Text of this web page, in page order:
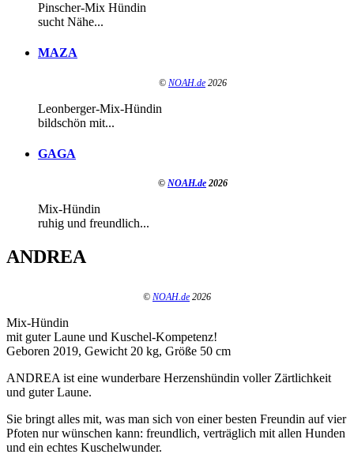
Pinscher-Mix Hündin
sucht Nähe...
MAZA
© NOAH.de 2026
Leonberger-Mix-Hündin
bildschön mit...
GAGA
© NOAH.de 2026
Mix-Hündin
ruhig und freundlich...
ANDREA
© NOAH.de 2026
Mix-Hündin
mit guter Laune und Kuschel-Kompetenz!
Geboren 2019, Gewicht 20 kg, Größe 50 cm
ANDREA ist eine wunderbare Herzenshündin voller Zärtlichkeit
und guter Laune.
Sie bringt alles mit, was man sich von einer besten Freundin auf vier
Pfoten nur wünschen kann: freundlich, verträglich mit allen Hunden
und ein echtes Kuschelwunder.